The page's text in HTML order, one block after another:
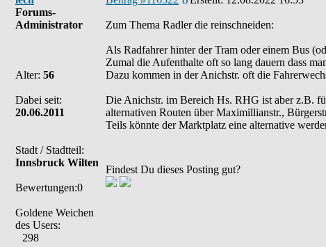
Forums-
Administrator
Alter: 56
Dabei seit:
20.06.2011
Stadt / Stadtteil:
Innsbruck Wilten
Bewertungen:0
Goldene Weichen
des Users:
298
Zum Thema Radler die reinschneiden:
Als Radfahrer hinter der Tram oder einem Bus
Zumal die Aufenthalte oft so lang dauern dass
Dazu kommen in der Anichstr. oft die
Die Anichstr. im Bereich Hs. RHG ist aber z.B.
alternativen Routen über Maximillianstr.,
Teils könnte der Marktplatz eine alternative
Findest Du dieses Posting gut?